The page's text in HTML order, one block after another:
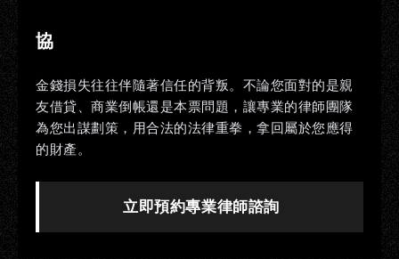
協
金錢損失往往伴隨著信任的背叛。不論您面對的是親
友借貸、商業倒帳還是本票問題，讓專業的律師團隊
為您出謀劃策，用合法的法律重拳，拿回屬於您應得
的財產。
立即預約專業律師諮詢